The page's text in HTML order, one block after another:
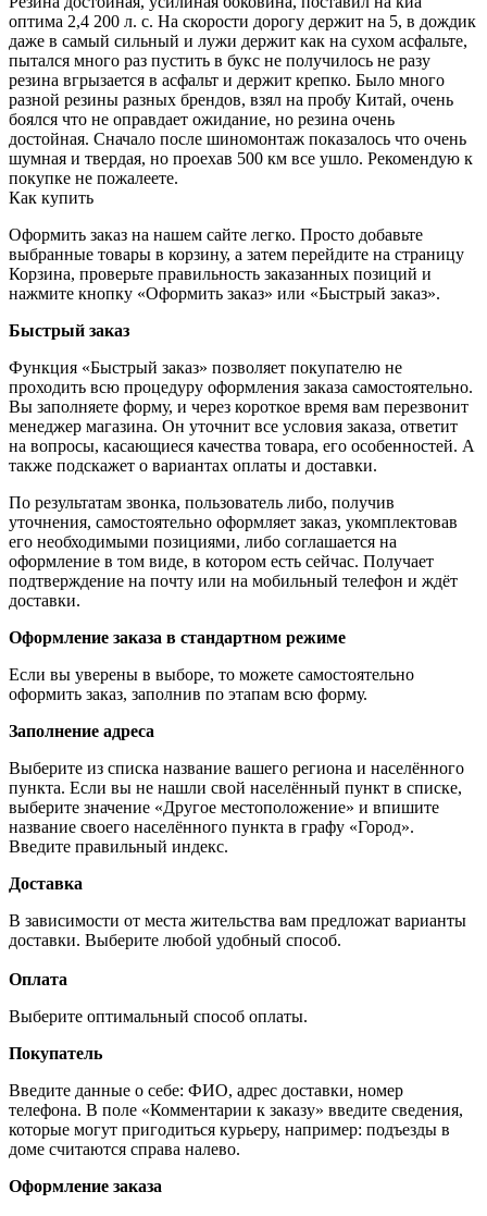
оптима 2,4 200 л. с. На скорости дорогу держит на 5, в дождик
даже в самый сильный и лужи держит как на сухом асфальте,
пытался много раз пустить в букс не получилось не разу
резина вгрызается в асфальт и держит крепко. Было много
разной резины разных брендов, взял на пробу Китай, очень
боялся что не оправдает ожидание, но резина очень
достойная. Сначало после шиномонтаж показалось что очень
шумная и твердая, но проехав 500 км все ушло. Рекомендую к
покупке не пожалеете.
Как купить
Оформить заказ на нашем сайте легко. Просто добавьте
выбранные товары в корзину, а затем перейдите на страницу
Корзина, проверьте правильность заказанных позиций и
нажмите кнопку «Оформить заказ» или «Быстрый заказ».
Быстрый заказ
Функция «Быстрый заказ» позволяет покупателю не
проходить всю процедуру оформления заказа самостоятельно.
Вы заполняете форму, и через короткое время вам перезвонит
менеджер магазина. Он уточнит все условия заказа, ответит
на вопросы, касающиеся качества товара, его особенностей. А
также подскажет о вариантах оплаты и доставки.
По результатам звонка, пользователь либо, получив
уточнения, самостоятельно оформляет заказ, укомплектовав
его необходимыми позициями, либо соглашается на
оформление в том виде, в котором есть сейчас. Получает
подтверждение на почту или на мобильный телефон и ждёт
доставки.
Оформление заказа в стандартном режиме
Если вы уверены в выборе, то можете самостоятельно
оформить заказ, заполнив по этапам всю форму.
Заполнение адреса
Выберите из списка название вашего региона и населённого
пункта. Если вы не нашли свой населённый пункт в списке,
выберите значение «Другое местоположение» и впишите
название своего населённого пункта в графу «Город».
Введите правильный индекс.
Доставка
В зависимости от места жительства вам предложат варианты
доставки. Выберите любой удобный способ.
Оплата
Выберите оптимальный способ оплаты.
Покупатель
Введите данные о себе: ФИО, адрес доставки, номер
телефона. В поле «Комментарии к заказу» введите сведения,
которые могут пригодиться курьеру, например: подъезды в
доме считаются справа налево.
Оформление заказа